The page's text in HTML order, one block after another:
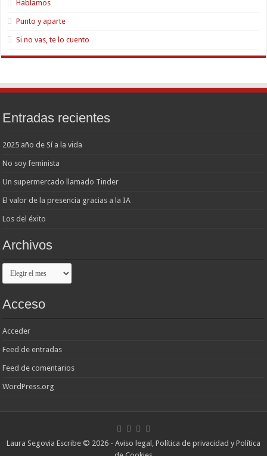
Hablamos
Punto y aparte
Si no vas, te lo cuento
Entradas recientes
2025 año de Sí a la vida
No soy feminista
Un supermercado llamado Tinder
El valor de la presencia gracias a la IA
Los del éxito
Archivos
Archivos
Acceso
Acceder
Feed de entradas
Feed de comentarios
WordPress.org
Laura Segovia Escribe © 2026 - Aviso legal, Política de privacidad y Política